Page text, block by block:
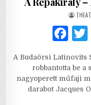
F
c
e
b
A Budaörsi Latinovits
robbantotta be a
nagyoperett műfaji
darabot Jacques